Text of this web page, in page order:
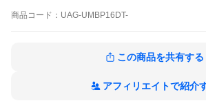
■保証期間：初期不良のみ
てしまう場合があります。
U by UAG MacBook Pro 16インチ (2021)用
G-UMBP16DTシリーズ ユーエージー 頑丈
商品 コード： UAG-UMBP16DT-
この商品を共有する
アフィリエイトで紹介